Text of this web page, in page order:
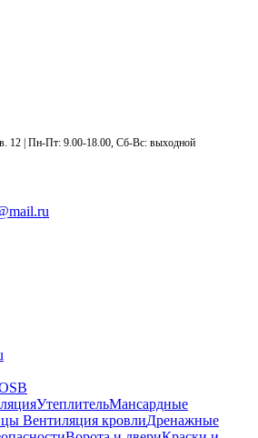
12 | Пн-Пт: 9.00-18.00, Сб-Вс: выходной
УтеплительМансардные
Вентиляция кровлиДренажные